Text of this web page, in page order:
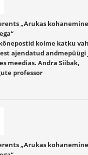
„Arukas kohanemine
kolme katku
ajendatud
meedias. Andra Siibak,
professor
„Arukas kohanemine